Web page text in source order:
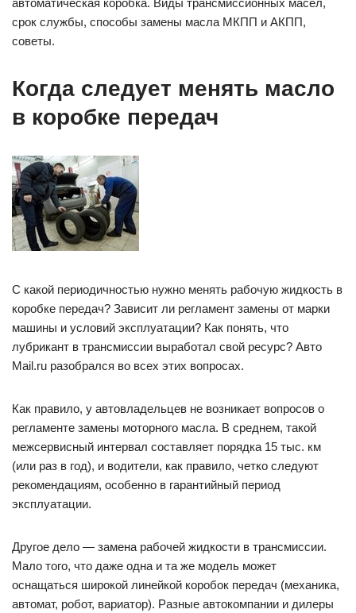
автоматическая коробка. Виды трансмиссионных масел,
срок службы, способы замены масла МКПП и АКПП,
советы.
Когда следует менять масло
в коробке передач
С какой периодичностью нужно менять рабочую жидкость в
коробке передач? Зависит ли регламент замены от марки
машины и условий эксплуатации? Как понять, что
лубрикант в трансмиссии выработал свой ресурс? Авто
Mail.ru разобрался во всех этих вопросах.
Как правило, у автовладельцев не возникает вопросов о
регламенте замены моторного масла. В среднем, такой
межсервисный интервал составляет порядка 15 тыс. км
(или раз в год), и водители, как правило, четко следуют
рекомендациям, особенно в гарантийный период
эксплуатации.
Другое дело — замена рабочей жидкости в трансмиссии.
Мало того, что даже одна и та же модель может
оснащаться широкой линейкой коробок передач (механика,
автомат, робот, вариатор). Разные автокомпании и дилеры